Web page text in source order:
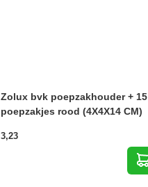
Zolux bvk poepzakhouder + 15
poepzakjes rood (4X4X14 CM)
3,23